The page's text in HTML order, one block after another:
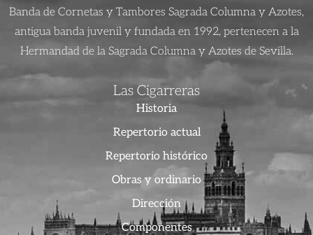
Banda de Cornetas y Tambores Sagrada Columna y Azotes,
antigua banda juvenil y fundada en 1992, pertenecen a la
Hermandad de la Sagrada Columna y Azotes de Sevilla.
Las Cigarreras
Historia
Repertorio actual
Repertorio histórico
Obras y ordinario
Dirección
Componentes